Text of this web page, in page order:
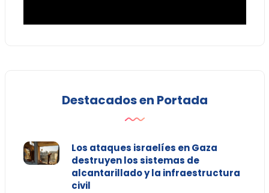
Destacados en Portada
Los ataques israelíes en Gaza
destruyen los sistemas de
alcantarillado y la infraestructura
civil